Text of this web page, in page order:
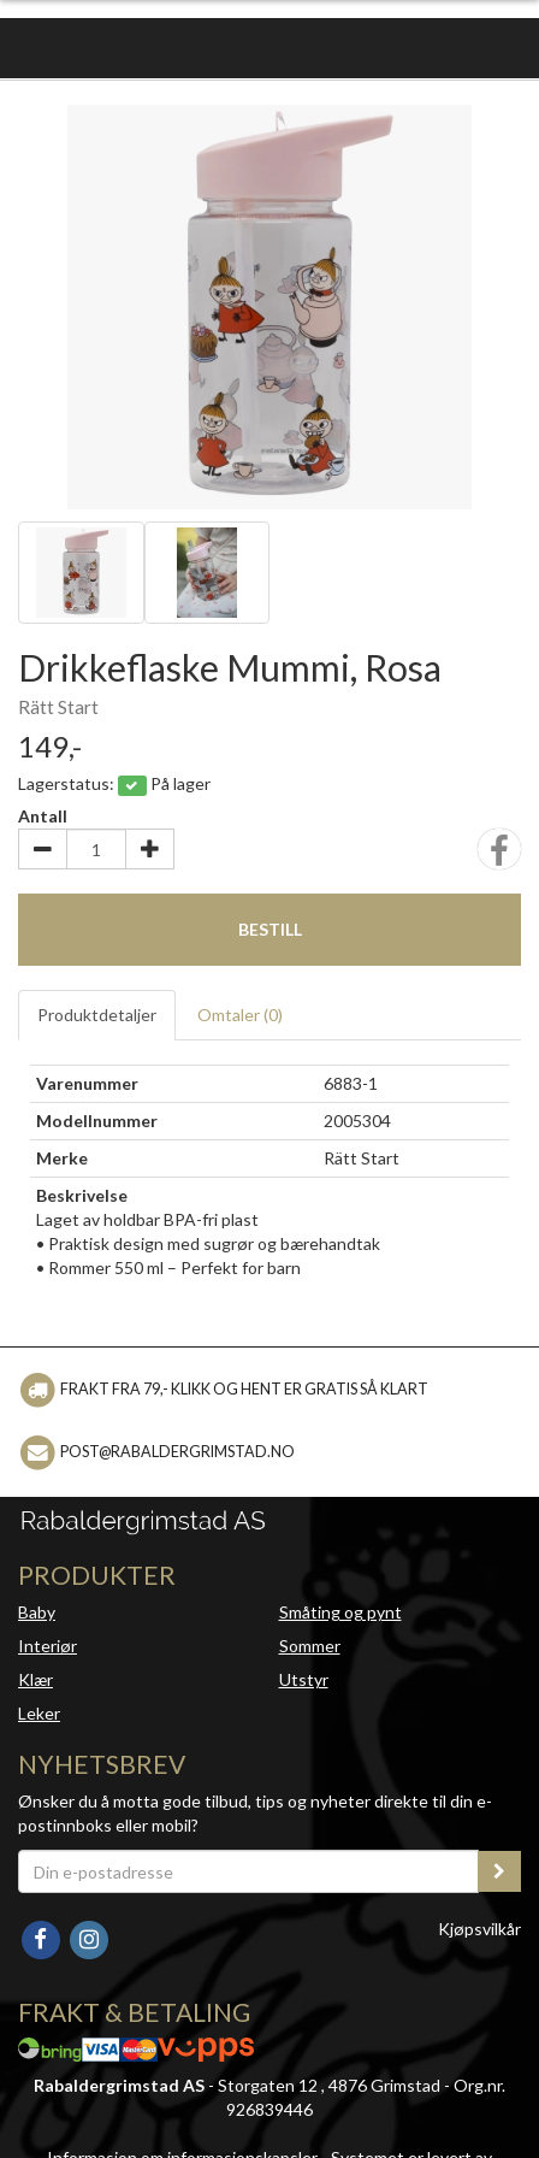
Drikkeflaske Mummi, Rosa
Rätt Start
149,-
Lagerstatus:
På lager
Antall
BESTILL
Produktdetaljer Omtaler (0)
Varenummer
6883-1
Modellnummer
2005304
Merke
Rätt Start
Beskrivelse
Laget av holdbar BPA-fri plast
• Praktisk design med sugrør og bærehandtak
• Rommer 550 ml – Perfekt for barn
FRAKT FRA 79,- KLIKK OG HENT ER GRATIS SÅ KLART
POST@RABALDERGRIMSTAD.NO
PRODUKTER
Baby
Interiør
Klær
Leker
Småting og pynt
Sommer
Utstyr
NYHETSBREV
Ønsker du å motta gode tilbud, tips og nyheter direkte til din e-
postinnboks eller mobil?
Kjøpsvilkår
FRAKT & BETALING
Rabaldergrimstad AS - Storgaten 12 , 4876 Grimstad - Org.nr.
926839446